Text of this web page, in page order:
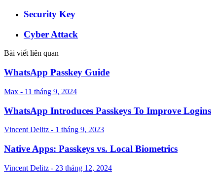
Security Key
Cyber Attack
Bài viết liên quan
WhatsApp Passkey Guide
Max - 11 tháng 9, 2024
WhatsApp Introduces Passkeys To Improve Logins
Vincent Delitz - 1 tháng 9, 2023
Native Apps: Passkeys vs. Local Biometrics
Vincent Delitz - 23 tháng 12, 2024